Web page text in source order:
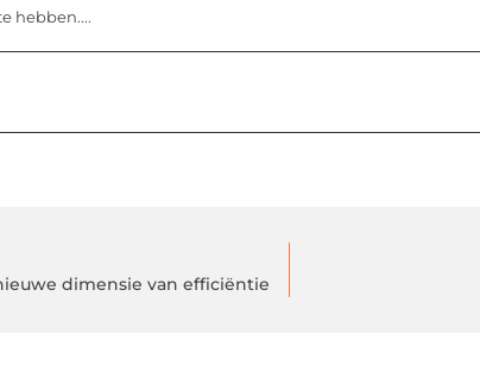
hebben....
dimensie van efficiëntie